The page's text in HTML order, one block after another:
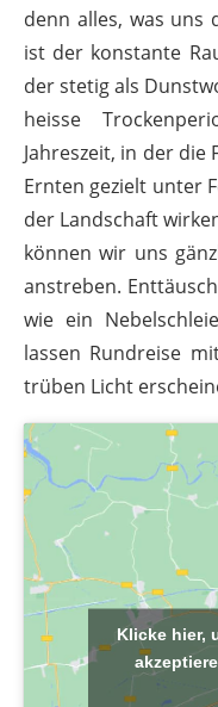
denn alles, was uns
ist der konstante
der stetig als
heisse
Jahreszeit, in der
Ernten gezielt unter
der Landschaft
können wir uns
anstreben.
wie ein
lassen Rundreise
trüben Licht
Klicke hier,